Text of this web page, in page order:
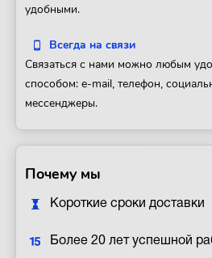
удобными.
Всегда на связи
Связаться с нами можно любым
способом: e-mail, телефон,
мессенджеры.
Почему мы
Короткие сроки доставки
Более 20 лет успешной